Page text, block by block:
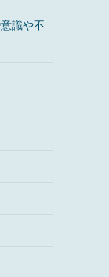
識や不